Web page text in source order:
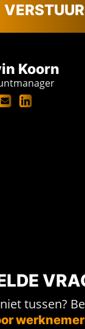
Koorn
VERSTUUR
tussen?